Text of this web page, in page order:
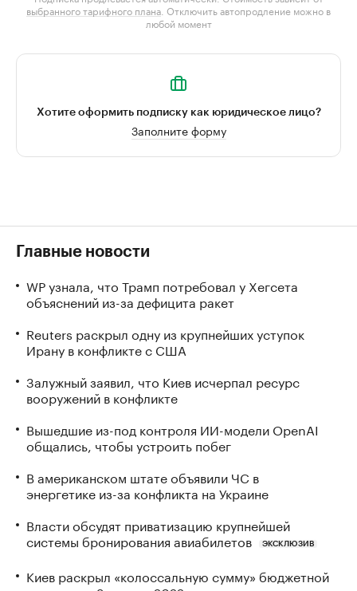
выбранного тарифного плана . Отключить автопродление можно в
любой момент
Хотите оформить подписку как юридическое лицо?
Заполните форму
Главные новости
WP узнала, что Трамп потребовал у Хегсета
объяснений из-за дефицита ракет
Reuters раскрыл одну из крупнейших уступок
Ирану в конфликте с США
Залужный заявил, что Киев исчерпал ресурс
вооружений в конфликте
Вышедшие из-под контроля ИИ-модели OpenAI
общались, чтобы устроить побег
В американском штате объявили ЧС в
энергетике из-за конфликта на Украине
Власти обсудят приватизацию крупнейшей
системы бронирования авиабилетов
ЭКСКЛЮЗИВ
Киев раскрыл «колоссальную сумму» бюджетной